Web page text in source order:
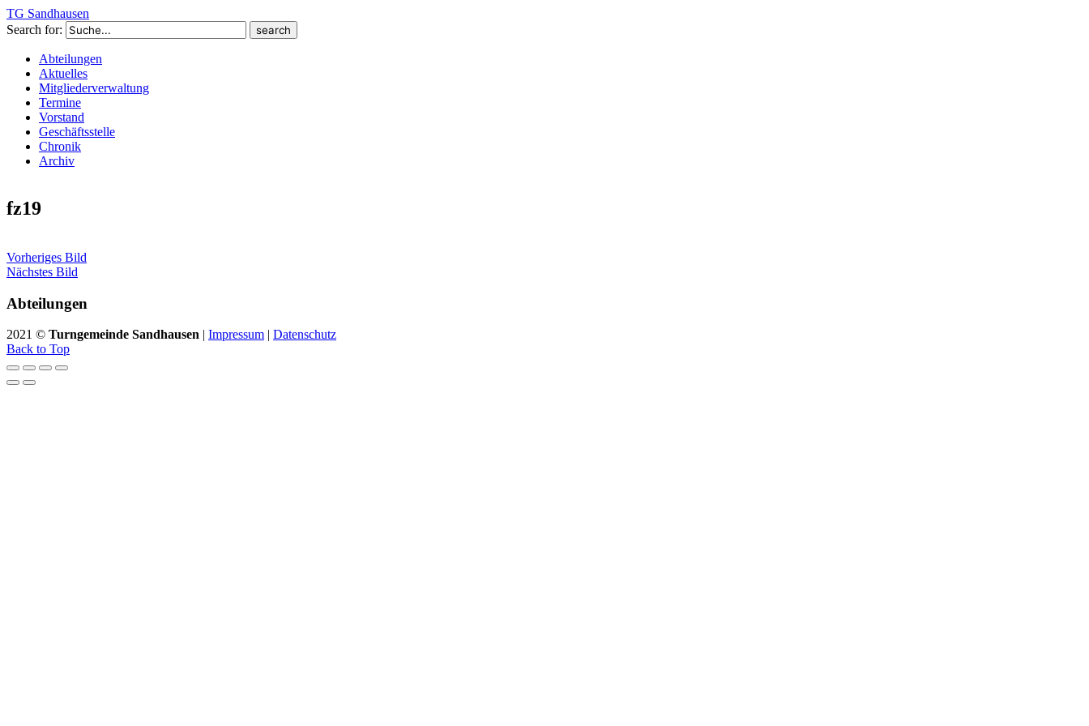
TG Sandhausen
Search for:
Abteilungen
Aktuelles
Mitgliederverwaltung
Termine
Vorstand
Geschäftsstelle
Chronik
Archiv
fz19
Vorheriges Bild
Nächstes Bild
Abteilungen
2021 © Turngemeinde Sandhausen | Impressum | Datenschutz
Back to Top